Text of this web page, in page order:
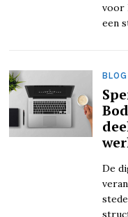
voor
een
BLOG
De